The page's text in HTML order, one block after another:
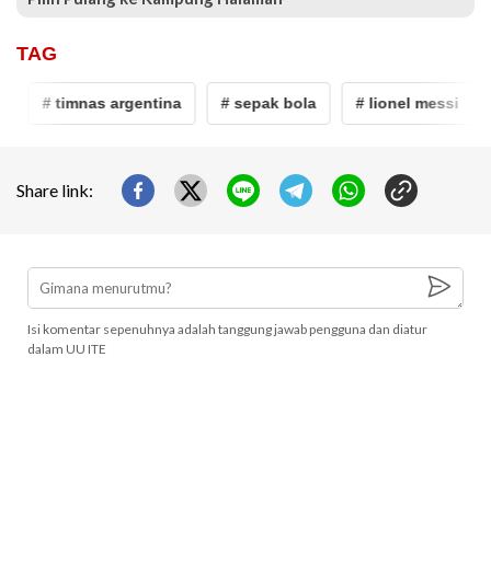
TAG
# timnas argentina # sepak bola # lionel messi
Share link:
Isi komentar sepenuhnya adalah tanggung jawab pengguna dan diatur
dalam UU ITE